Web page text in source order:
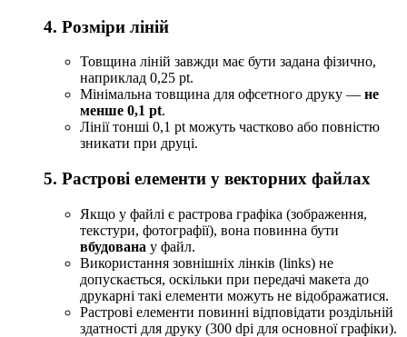
4. Розміри ліній
Товщина ліній завжди має бути задана фізично,
наприклад 0,25 pt.
Мінімальна товщина для офсетного друку — не
менше 0,1 pt.
Лінії тонші 0,1 pt можуть частково або повністю
зникати при друці.
5. Растрові елементи у векторних файлах
Якщо у файлі є растрова графіка (зображення,
текстури, фотографії), вона повинна бути
вбудована у файл.
Використання зовнішніх лінків (links) не
допускається, оскільки при передачі макета до
друкарні такі елементи можуть не відображатися.
Растрові елементи повинні відповідати роздільній
здатності для друку (300 dpi для основної графіки).